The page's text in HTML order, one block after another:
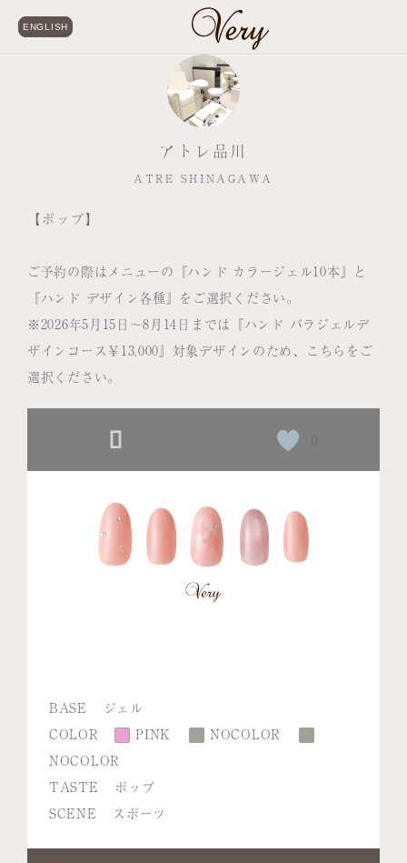
ENGLISH
アトレ品川
ATRE SHINAGAWA
【ポップ】
ご予約の際はメニューの『ハンド カラージェル10本』と
『ハンド デザイン各種』をご選択ください。
※2026年5月15日～8月14日までは『ハンド パラジェルデ
ザインコース￥13,000』対象デザインのため、こちらをご
選択ください。
BASE
ジェル
COLOR
PINK
NOCOLOR
NOCOLOR
TASTE
ポップ
SCENE
スポーツ